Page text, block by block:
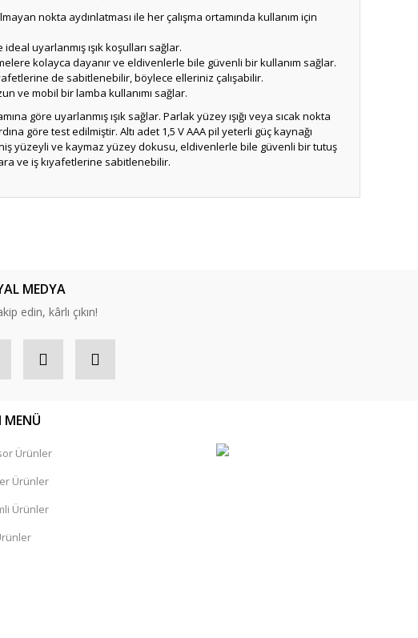
nokta aydınlatması ile her çalışma ortamında kullanım için
uyarlanmış ışık koşulları sağlar.
kolayca dayanır ve eldivenlerle bile güvenli bir kullanım sağlar.
de sabitlenebilir, böylece elleriniz çalışabilir.
ve mobil bir lamba kullanımı sağlar.
göre uyarlanmış ışık sağlar. Parlak yüzey ışığı veya sıcak nokta
göre test edilmiştir. Altı adet 1,5 V AAA pil yeterli güç kaynağı
yüzeyli ve kaymaz yüzey dokusu, eldivenlerle bile güvenli bir tutuş
ve iş kıyafetlerine sabitlenebilir.
MEDYA
edin, kârlı çıkın!
MENÜ
Ürünler
Ürünler
Ürünler